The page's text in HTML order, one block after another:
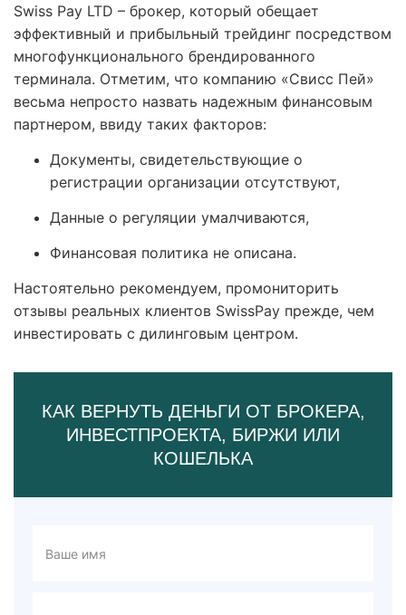
Swiss Pay LTD – брокер, который обещает
эффективный и прибыльный трейдинг посредством
многофункционального брендированного
терминала. Отметим, что компанию «Свисс Пей»
весьма непросто назвать надежным финансовым
партнером, ввиду таких факторов:
Документы, свидетельствующие о
регистрации организации отсутствуют,
Данные о регуляции умалчиваются,
Финансовая политика не описана.
Настоятельно рекомендуем, промониторить
отзывы реальных клиентов SwissPay прежде, чем
инвестировать с дилинговым центром.
КАК ВЕРНУТЬ ДЕНЬГИ ОТ БРОКЕРА,
ИНВЕСТПРОЕКТА, БИРЖИ ИЛИ
КОШЕЛЬКА